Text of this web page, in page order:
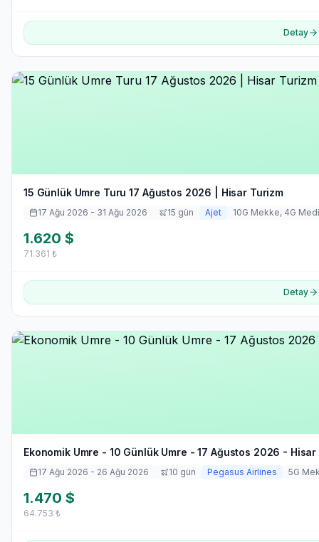
Detay
15 Günlük Umre Turu 17 Ağustos 2026 | Hisar Turizm
17 Ağu 2026 - 31 Ağu 2026 15 gün Ajet 10G Mekke, 4G
1.620 $
71.361 ₺
Detay
Ekonomik Umre - 10 Günlük Umre - 17 Ağustos 2026 -
17 Ağu 2026 - 26 Ağu 2026 10 gün Pegasus Airlines 5G
1.470 $
64.753 ₺